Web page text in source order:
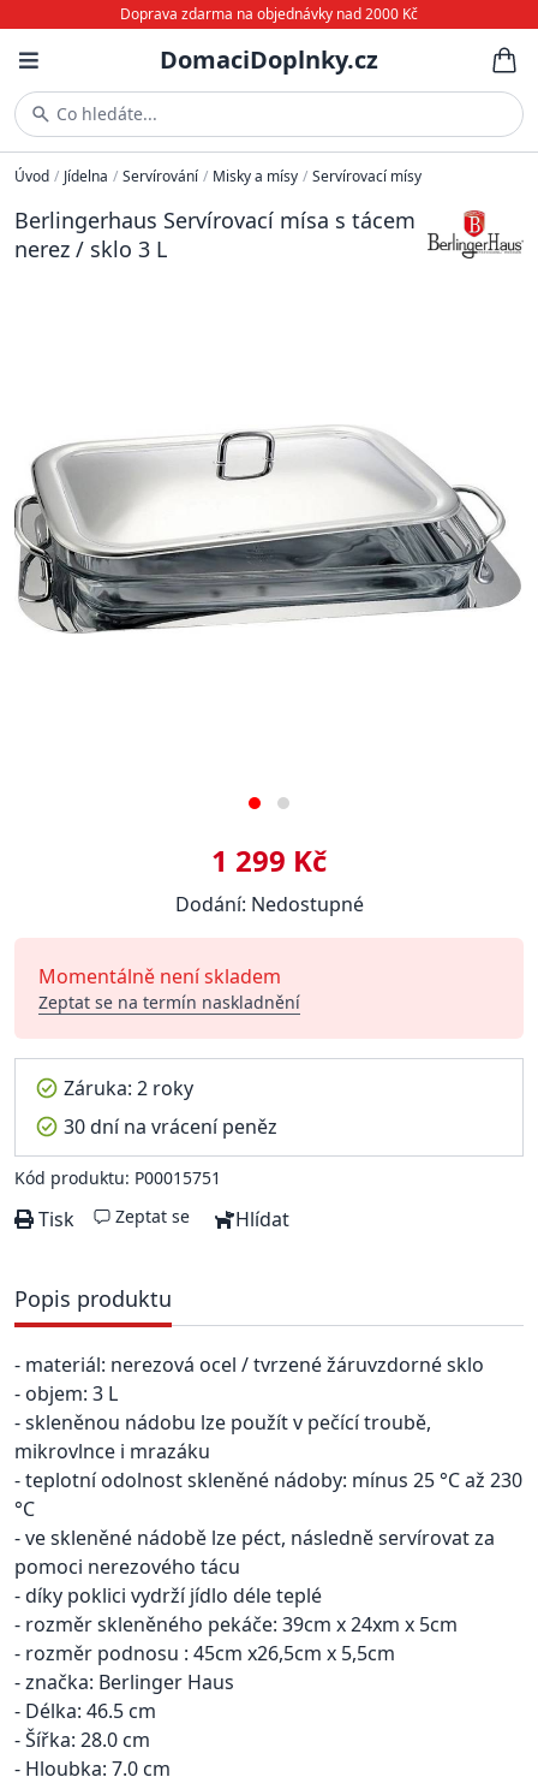
Doprava zdarma na objednávky nad 2000 Kč
DomaciDoplnky.cz
Co hledáte...
Úvod / Jídelna / Servírování / Misky a mísy / Servírovací mísy
Berlingerhaus Servírovací mísa s tácem
nerez / sklo 3 L
1 299 Kč
Dodání: Nedostupné
Momentálně není skladem
Zeptat se na termín naskladnění
Záruka: 2 roky
30 dní na vrácení peněz
Kód produktu: P00015751
Tisk Zeptat se Hlídat
Popis produktu
- materiál: nerezová ocel / tvrzené žáruvzdorné sklo
- objem: 3 L
- skleněnou nádobu lze použít v pečící troubě,
mikrovlnce i mrazáku
- teplotní odolnost skleněné nádoby: mínus 25 °C až 230
°C
- ve skleněné nádobě lze péct, následně servírovat za
pomoci nerezového tácu
- díky poklici vydrží jídlo déle teplé
- rozměr skleněného pekáče: 39cm x 24xm x 5cm
- rozměr podnosu : 45cm x26,5cm x 5,5cm
- značka: Berlinger Haus
- Délka: 46.5 cm
- Šířka: 28.0 cm
- Hloubka: 7.0 cm